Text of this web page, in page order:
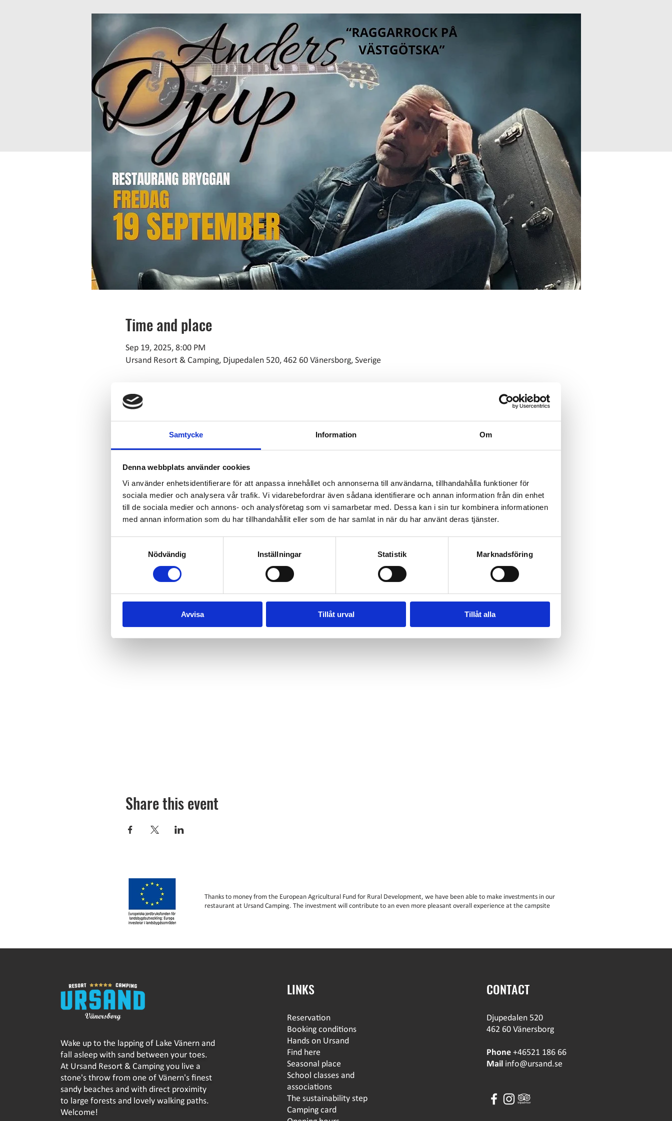
Samtycke Information Om
Denna webbplats använder cookies
Vi använder enhetsidentifierare för att anpassa innehållet och annonserna till användarna, tillhandahålla funktioner för
sociala medier och analysera vår trafik. Vi vidarebefordrar även sådana identifierare och annan information från din enhet
till de sociala medier och annons- och analysföretag som vi samarbetar med. Dessa kan i sin tur kombinera informationen
med annan information som du har tillhandahållit eller som de har samlat in när du har använt deras tjänster.
Nödvändig
Inställningar Statistik Marknadsföring
Avvisa Tillåt urval Tillåt alla
Time and place
Sep 19, 2025, 8:00 PM
Ursand Resort & Camping, Djupedalen 520, 462 60 Vänersborg, Sverige
About the event
Anders skapar musik för att beröra människor, och hans låtar finns tillgängliga på alla de stora streamingtjänsterna som Spotify
och YouTube. Han är en uppskattad liveartist som rör sig i både lokala och regionala sammanhang, och ibland till och med
nationellt. En kväll med Anders Djup är garanterat en upplevelse du inte vill missa!
Mer info om Anders och hans musik hittar du här:
Tid: Cirka 20:00 (restaurangen öppnar kl. 17:00)
Fri entré
Läs mer >
Share this event
Thanks to money from the European Agricultural Fund for Rural Development, we have been able to make investments in our
restaurant at Ursand Camping. The investment will contribute to an even more pleasant overall experience at the campsite
Wake up to the lapping of Lake Vänern and
fall asleep with sand between your toes.
At Ursand Resort & Camping you live a
stone's throw from one of Vänern's finest
sandy beaches and with direct proximity
to large forests and lovely walking paths.
Welcome!
LINKS
Reservation
Booking conditions
Hands on Ursand
Find here
Seasonal place
School classes and
associations
The sustainability step
Camping card
CONTACT
Djupedalen 520
462 60 Vänersborg
Phone+46521 186 66
Mail info@ursand.se